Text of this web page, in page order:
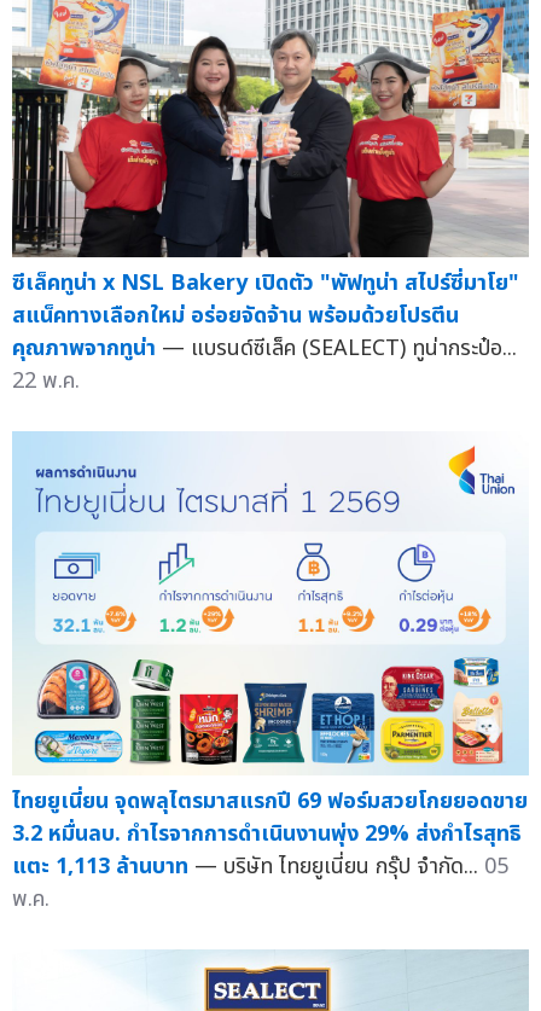
ซีเล็คทูน่า x NSL Bakery เปิดตัว "พัฟทูน่า สไปร์ซี่มาโย"
สแน็คทางเลือกใหม่ อร่อยจัดจ้าน พร้อมด้วยโปรตีน
คุณภาพจากทูน่า — แบรนด์ซีเล็ค (SEALECT) ทูน่ากระป๋อ...
22 พ.ค.
ไทยยูเนี่ยน จุดพลุไตรมาสแรกปี 69 ฟอร์มสวยโกยยอดขาย
3.2 หมื่นลบ. กำไรจากการดำเนินงานพุ่ง 29% ส่งกำไรสุทธิ
แตะ 1,113 ล้านบาท — บริษัท ไทยยูเนี่ยน กรุ๊ป จำกัด... 05
พ.ค.